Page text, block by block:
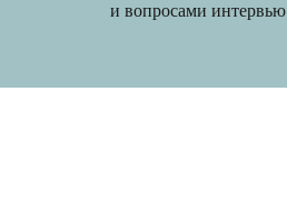
и вопросами интервью